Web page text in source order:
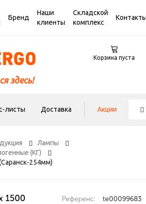
Бренд
Наши
клиенты
Складской
комплекс
здесь!
Корзина пуста
листы Доставка Акции
Лампы
(КГ)
254мм)
1500
Референс: te00099683